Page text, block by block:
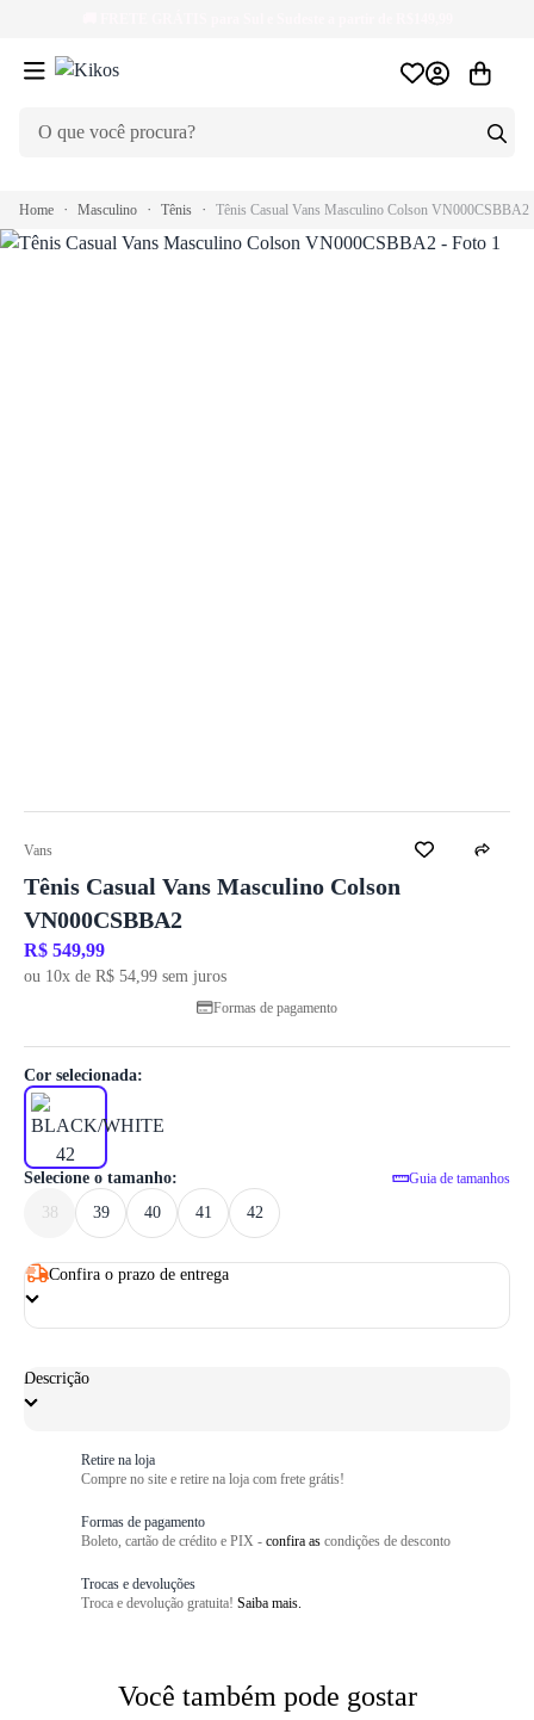
Home Masculino Tênis Tênis Casual Vans Masculino Colson VN000CSBBA2
1/ 6
Vans
Tênis Casual Vans Masculino Colson
VN000CSBBA2
R$ 549,99
ou 10x de R$ 54,99 sem juros
Formas de pagamento
Selecione o tamanho: Guia de tamanhos
38 39 40 41 42
Cor selecionada:
Confira o prazo de entrega
Descrição
Retire na loja
Compre no site e retire na loja com frete grátis!
Formas de pagamento
Boleto, cartão de crédito e PIX - confira as condições de desconto
Trocas e devoluções
Troca e devolução gratuita! Saiba mais.
Você também pode gostar